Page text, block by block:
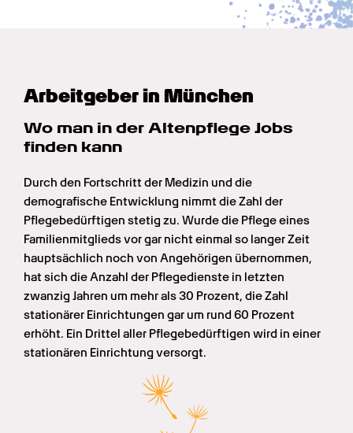
Arbeitgeber in München
Wo man in der Altenpflege Jobs
finden kann
Durch den Fortschritt der Medizin und die
demografische Entwicklung nimmt die Zahl der
Pflegebedürftigen stetig zu. Wurde die Pflege eines
Familienmitglieds vor gar nicht einmal so langer Zeit
hauptsächlich noch von Angehörigen übernommen,
hat sich die Anzahl der Pflegedienste in letzten
zwanzig Jahren um mehr als 30 Prozent, die Zahl
stationärer Einrichtungen gar um rund 60 Prozent
erhöht. Ein Drittel aller Pflegebedürftigen wird in einer
stationären Einrichtung versorgt.